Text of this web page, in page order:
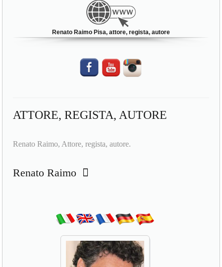
Renato Raimo Pisa, attore, regista, autore
ATTORE, REGISTA, AUTORE
Renato Raimo, Attore, regista, autore.
Renato Raimo